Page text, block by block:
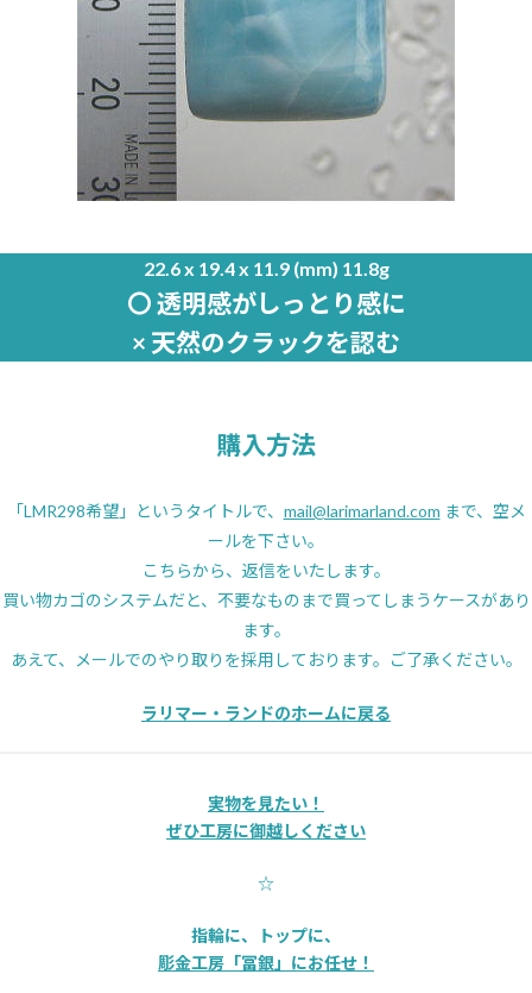
22.6 x 19.4 x 11.9 (mm) 11.8g
〇 透明感がしっとり感に
× 天然のクラックを認む
購入方法
「LMR298希望」というタイトルで、 mail@larimarland.com まで、空メ
ールを下さい。
こちらから、返信をいたします。
買い物カゴのシステムだと、不要なものまで買ってしまうケースがあり
ます。
あえて、メールでのやり取りを採用しております。ご了承ください。
ラリマー・ランドのホームに戻る
実物を見たい！
ぜひ工房に御越しください
☆
指輪に、トップに、
彫金工房「冨銀」にお任せ！